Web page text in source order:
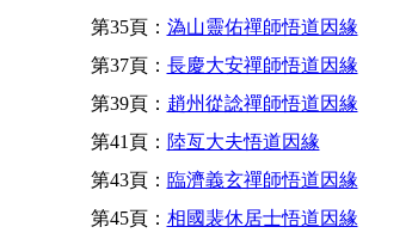
第35頁： 溈山靈佑禪師悟道因緣
第37頁： 長慶大安禪師悟道因緣
第39頁： 趙州從諗禪師悟道因緣
第41頁： 陸亙大夫悟道因緣
第43頁： 臨濟義玄禪師悟道因緣
第45頁： 相國裴休居士悟道因緣